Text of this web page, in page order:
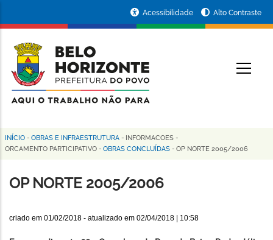
conteúdo
principal
da
Prefeitura
de
Horizonte
Acessibilidade Alto Contraste
Trilha
navegação
INÍCIO - OBRAS E INFRAESTRUTURA - INFORMACOES -
ORCAMENTO PARTICIPATIVO - OBRAS CONCLUÍDAS - OP NORTE 2005/2006
OP NORTE 2005/2006
criado em 01/02/2018 - atualizado em 02/04/2018 | 10:58